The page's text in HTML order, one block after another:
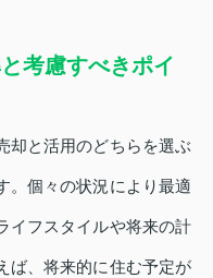
考慮すべきポイ
却と活用のどちらを選ぶ
。個々の状況により最適
イフスタイルや将来の計
ば、将来的に住む予定が